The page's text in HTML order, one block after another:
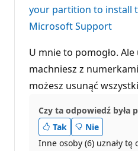
your partition to install
Microsoft Support
U mnie to pomogło.
machniesz z
możesz usunąć
Czy ta odpowiedź była
Tak
Nie
Inne osoby (6) uznały tę